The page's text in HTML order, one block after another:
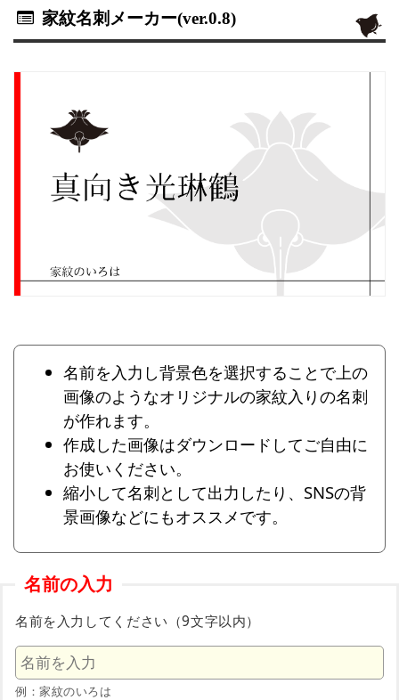
家紋名刺メーカー(ver.0.8)
名前を入力し背景色を選択することで上の
画像のようなオリジナルの家紋入りの名刺
が作れます。
作成した画像はダウンロードしてご自由に
お使いください。
縮小して名刺として出力したり、SNSの背
景画像などにもオススメです。
名前の入力
名前を入力してください（9文字以内）
例：家紋のいろは